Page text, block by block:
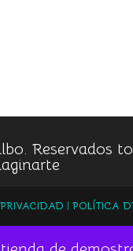
Reservados
|POLÍTICA